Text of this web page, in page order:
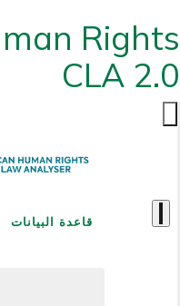
Rights
CLA 2.0
قاعدة البيانات